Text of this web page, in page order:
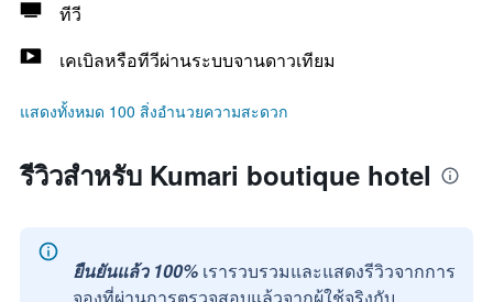
ทีวี
เคเบิลหรือทีวีผ่านระบบจานดาวเทียม
แสดงทั้งหมด 100 สิ่งอำนวยความสะดวก
รีวิวสำหรับ Kumari boutique hotel
ยืนยันแล้ว 100% เรารวบรวมและแสดงรีวิวจากการ